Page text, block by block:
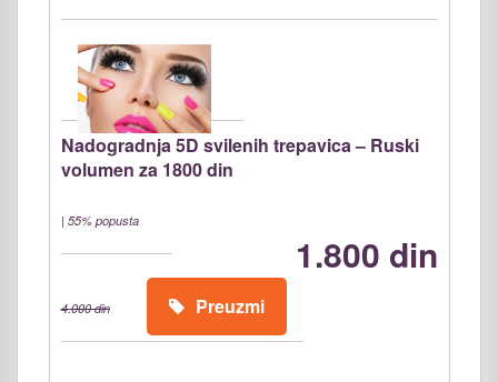
Nadogradnja 5D svilenih trepavica – Ruski
volumen za 1800 din
| 55% popusta
1.800 din
4.000 din Preuzmi